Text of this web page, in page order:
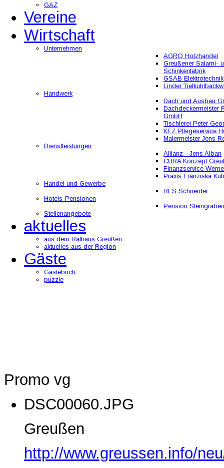
GAZ
Vereine
Wirtschaft
Unternehmen
AGRO Holzhandel
Greußener Salami-
Schinkenfabrik
GSAB Elektrotechnik
Linder
Handwerk
Dach und Ausbau
Dachdeckermeister
GmbH
Tischlerei Peter
KFZ Pflegeservice
Malermeister Jens
Dienstleistungen
Allianz - Jens Alban
CURA Konzept
Finanzservice
Praxis Franziska
Handel und Gewerbe
RES Schneider
Hotels-Pensionen
Pension Steingraben
Stellenangebote
aktuelles
aus dem Rathaus Greußen
aktuelles aus der Region
Gäste
Gästebuch
puzzle
Promo vg
DSC00060.JPG
Greußen
http://www.greussen.info/